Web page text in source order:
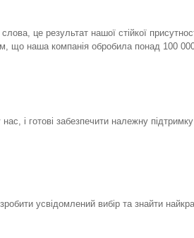
це результат нашої стійкої
що наша компанія обробила понад 100
і готові забезпечити належну підтримку
усвідомлений вибір та знайти